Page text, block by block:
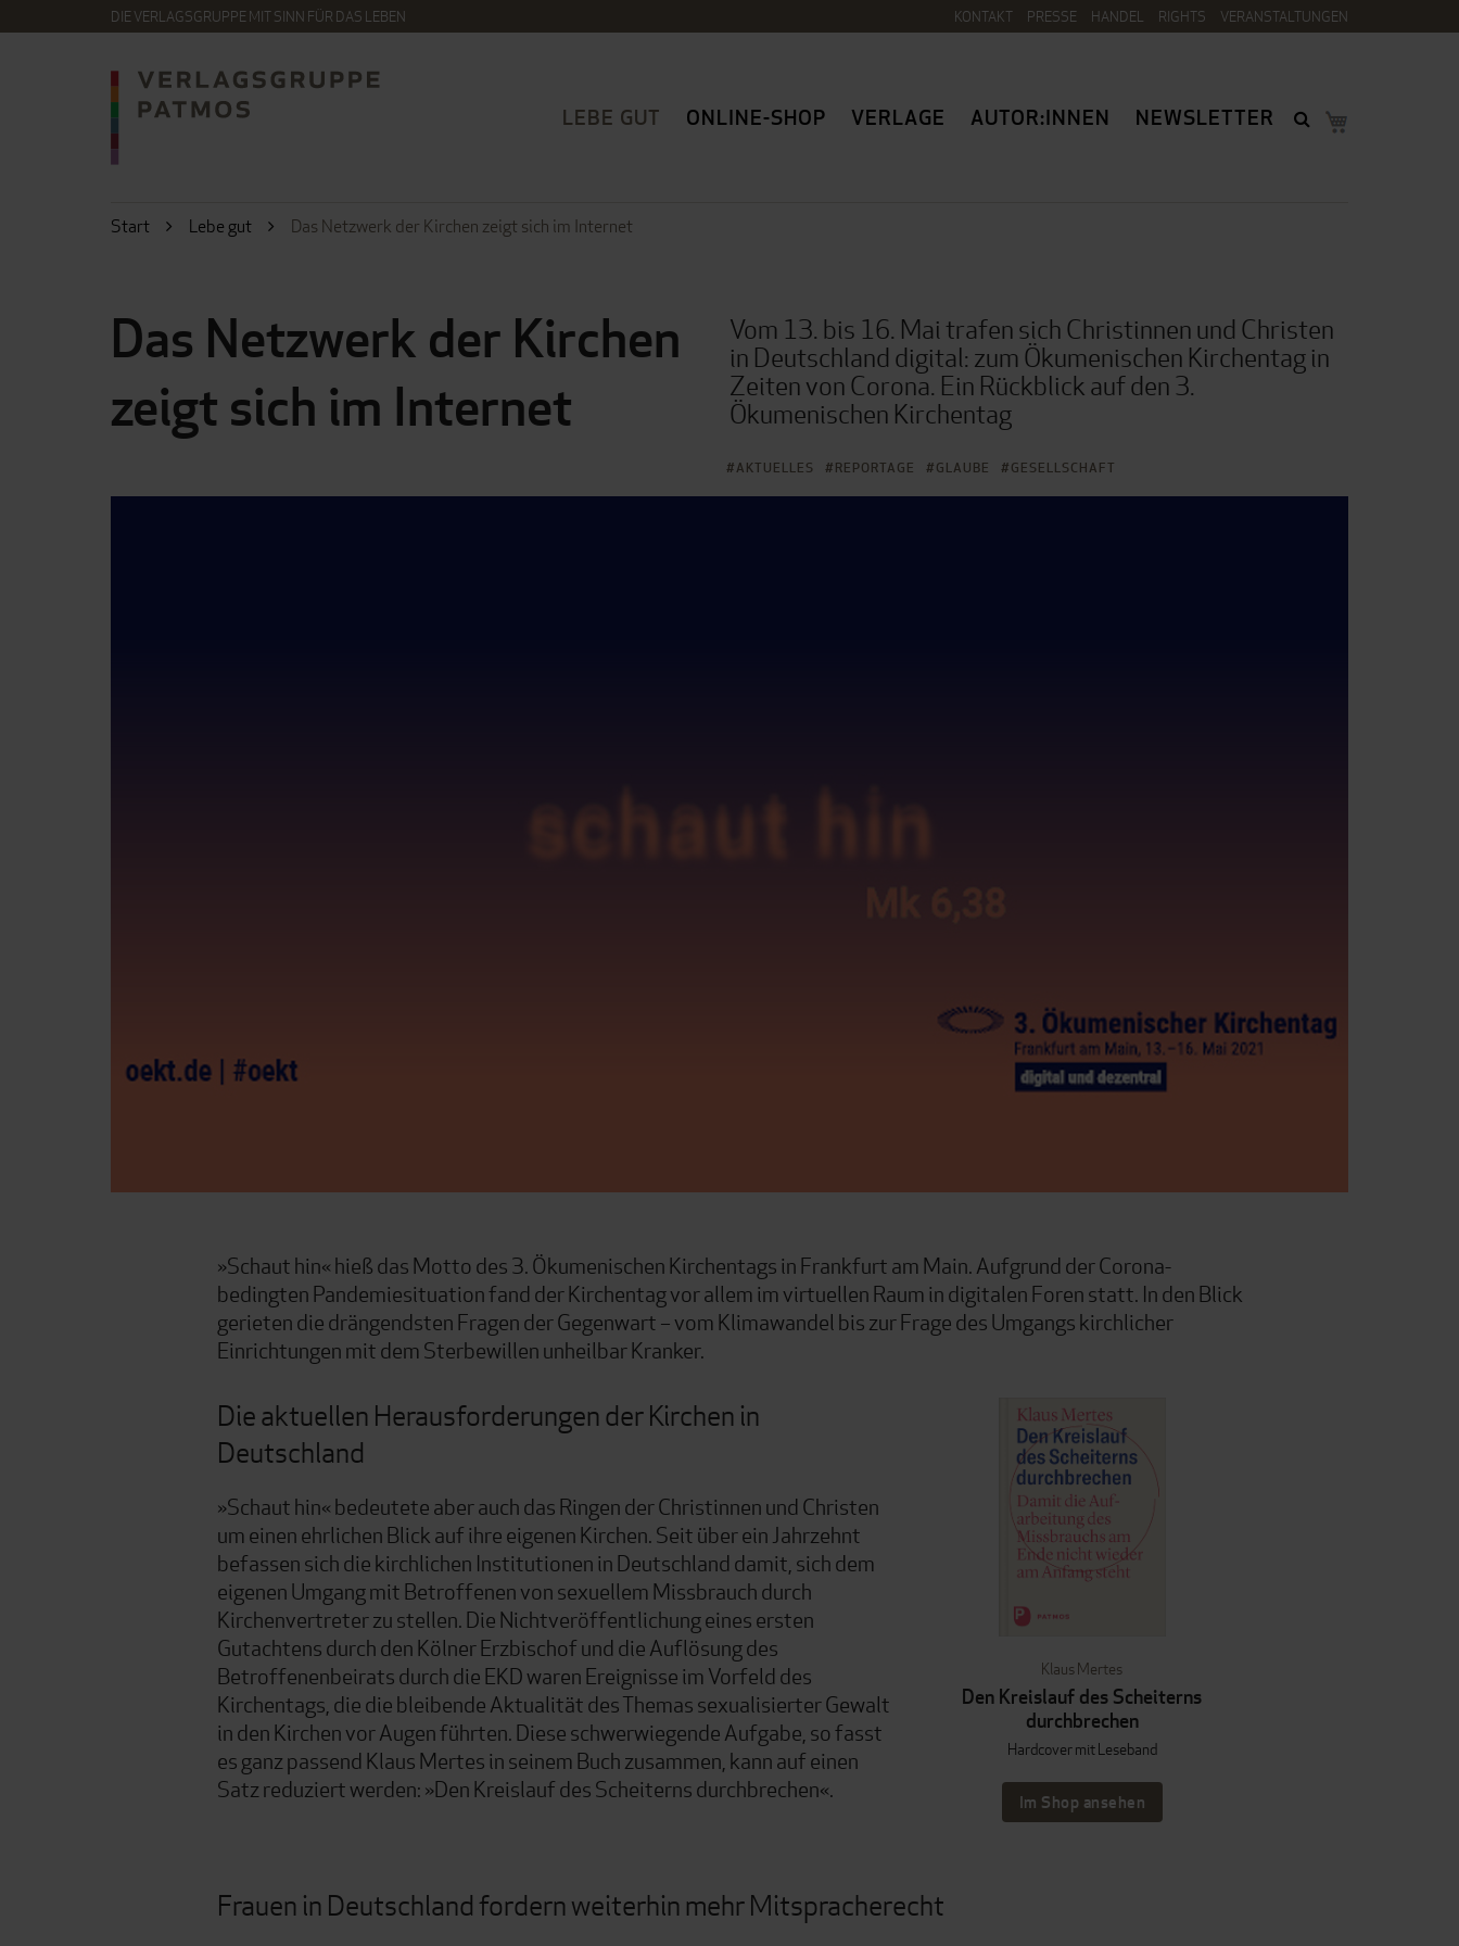
DIE VERLAGSGRUPPE MIT SINN FÜR DAS LEBEN KONTAKT PRESSE HANDEL RIGHTS VERANSTALTUNGEN
LEBE GUT ONLINE-SHOP VERLAGE AUTOR:INNEN NEWSLETTER
Start Lebe gut Das Netzwerk der Kirchen zeigt sich im Internet
Das Netzwerk der Kirchen
zeigt sich im Internet
Vom 13. bis 16. Mai trafen sich Christinnen und Christen
in Deutschland digital: zum Ökumenischen Kirchentag in
Zeiten von Corona. Ein Rückblick auf den 3.
Ökumenischen Kirchentag
AKTUELLES REPORTAGE GLAUBE GESELLSCHAFT
»Schaut hin« hieß das Motto des 3. Ökumenischen Kirchentags in Frankfurt am Main. Aufgrund der Corona-
bedingten Pandemiesituation fand der Kirchentag vor allem im virtuellen Raum in digitalen Foren statt. In den Blick
gerieten die drängendsten Fragen der Gegenwart – vom Klimawandel bis zur Frage des Umgangs kirchlicher
Einrichtungen mit dem Sterbewillen unheilbar Kranker.
Die aktuellen Herausforderungen der Kirchen in
Deutschland
»Schaut hin« bedeutete aber auch das Ringen der Christinnen und Christen
um einen ehrlichen Blick auf ihre eigenen Kirchen. Seit über ein Jahrzehnt
befassen sich die kirchlichen Institutionen in Deutschland damit, sich dem
eigenen Umgang mit Betroffenen von sexuellem Missbrauch durch
Kirchenvertreter zu stellen. Die Nichtveröffentlichung eines ersten
Gutachtens durch den Kölner Erzbischof und die Auflösung des
Betroffenenbeirats durch die EKD waren Ereignisse im Vorfeld des
Kirchentags, die die bleibende Aktualität des Themas sexualisierter Gewalt
in den Kirchen vor Augen führten. Diese schwerwiegende Aufgabe, so fasst
es ganz passend Klaus Mertes in seinem Buch zusammen, kann auf einen
Satz reduziert werden: »Den Kreislauf des Scheiterns durchbrechen«.
Klaus Mertes
Den Kreislauf des Scheiterns
durchbrechen
Hardcover mit Leseband
Im Shop ansehen
Frauen in Deutschland fordern weiterhin mehr Mitspracherecht